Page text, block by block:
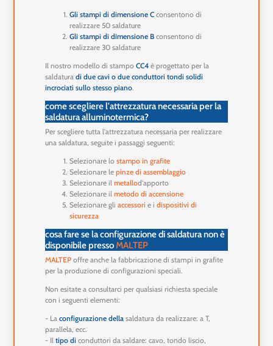
Gli stampi di dimensione C consentono di
realizzare 50 saldature
Gli stampi di dimensione B consentono di
realizzare 30 saldature
Il nostro modello di stampoCC4 è progettato per la
saldaturadi due cavi o due conduttori tondi solidi
incrociati sullo stesso piano.
come scegliere l'attrezzatura necessaria per la
saldatura alluminotermica?
Per scegliere tutta l'attrezzatura necessaria per realizzare
una saldatura, seguite i passaggi seguenti:
Selezionare lostampo in grafite
Selezionare lepinze di assemblaggio
Selezionare ilmetallod'apporto
Selezionare ilmetodo di accensione
Selezionare gliaccessori e idispositivi di
sicurezza
cosa fare se la configurazione di saldatura non è
disponibile pressoMALTEP
MALTEP offre anche la fabbricazione di stampi in grafite
per la produzione di configurazioni speciali.
Non esitate a consultarci per qualsiasi richiesta speciale
con i seguenti elementi:
- Laconfigurazione della saldatura da realizzare: a T,
parallela, ecc.
- Iltipo di conduttori da saldare: cavo, tondo liscio,